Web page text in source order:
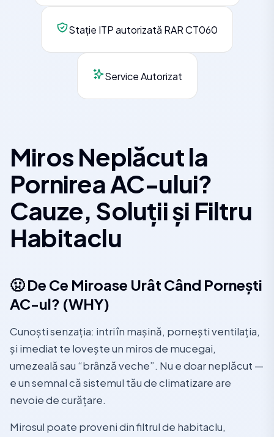
Stație ITP autorizată RAR CT060
Service Autorizat
Miros Neplăcut la
Pornirea AC-ului?
Cauze, Soluții și Filtru
Habitaclu
🤢 De Ce Miroase Urât Când Pornești
AC-ul? (WHY)
Cunoști senzația: intri în mașină, pornești ventilația,
și imediat te lovește un miros de mucegai,
umezeală sau “brânză veche”. Nu e doar neplăcut —
e un semnal că sistemul tău de climatizare are
nevoie de curățare.
Mirosul poate proveni din filtrul de habitaclu,